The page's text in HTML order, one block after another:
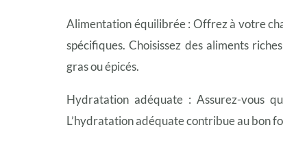
Alimentation équilibrée : Offrez à votre
spécifiques. Choisissez des aliments
gras ou épicés.
Hydratation adéquate : Assurez-vous
L’hydratation adéquate contribue au bon